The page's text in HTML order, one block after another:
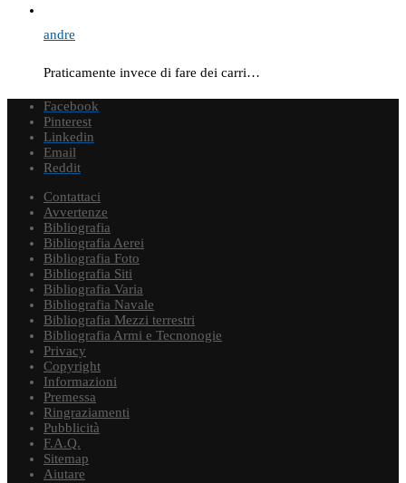
andre
Praticamente invece di fare dei carri…
Facebook
Pinterest
Linkedin
Email
Reddit
Contattaci
Avvertenze
Bibliografia
Bibliografia Aerei
Bibliografia Foto
Bibliografia Siti
Bibliografia Varia
Bibliografia Navale
Bibliografia Mezzi terrestri
Bibliografia Armi e Tecnonogie
Privacy
Copyright
Informazioni
Premessa
Ringraziamenti
Pubblicità
F.A.Q.
Sitemap
Aiutare